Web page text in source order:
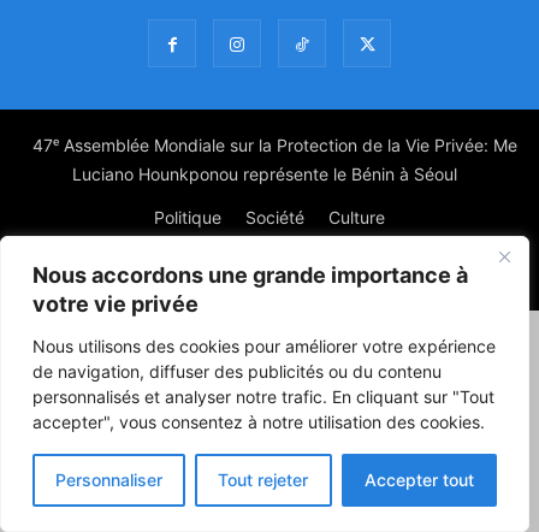
Nous accordons une grande importance à
votre vie privée
Nous utilisons des cookies pour améliorer votre expérience
de navigation, diffuser des publicités ou du contenu
personnalisés et analyser notre trafic. En cliquant sur "Tout
accepter", vous consentez à notre utilisation des cookies.
Personnaliser Tout rejeter Accepter tout
47ᵉ Assemblée Mondiale sur la Protection de la Vie Privée: Me
Luciano Hounkponou représente le Bénin à Séoul
Politique Société Culture
© Powered by digitXplus Francophone